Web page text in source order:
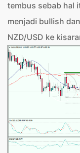
tembus sebab hal
menjadi bullish
NZD/USD ke